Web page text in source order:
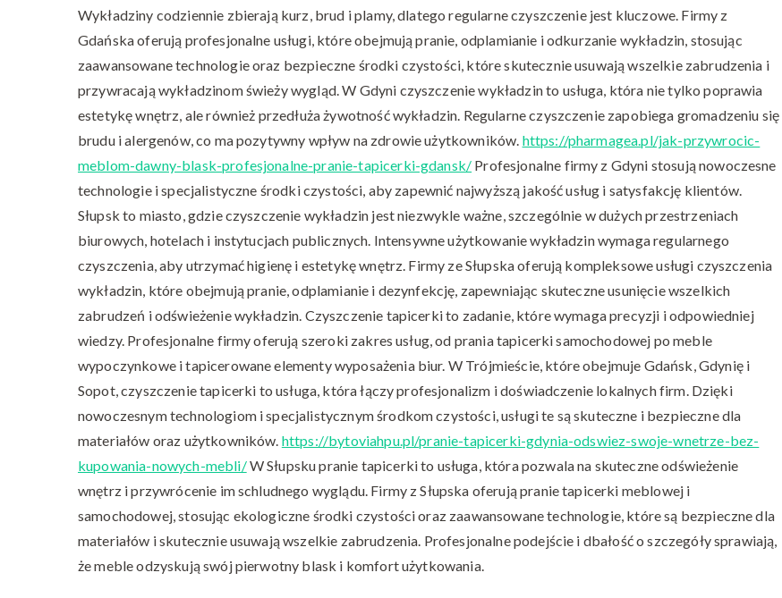
Wykładziny codziennie zbierają kurz, brud i plamy, dlatego regularne czyszczenie jest kluczowe. Firmy z
Gdańska oferują profesjonalne usługi, które obejmują pranie, odplamianie i odkurzanie wykładzin, stosując
zaawansowane technologie oraz bezpieczne środki czystości, które skutecznie usuwają wszelkie zabrudzenia i
przywracają wykładzinom świeży wygląd. W Gdyni czyszczenie wykładzin to usługa, która nie tylko poprawia
estetykę wnętrz, ale również przedłuża żywotność wykładzin. Regularne czyszczenie zapobiega gromadzeniu się
brudu i alergenów, co ma pozytywny wpływ na zdrowie użytkowników. https://pharmagea.pl/jak-przywrocic-
meblom-dawny-blask-profesjonalne-pranie-tapicerki-gdansk/ Profesjonalne firmy z Gdyni stosują nowoczesne
technologie i specjalistyczne środki czystości, aby zapewnić najwyższą jakość usług i satysfakcję klientów.
Słupsk to miasto, gdzie czyszczenie wykładzin jest niezwykle ważne, szczególnie w dużych przestrzeniach
biurowych, hotelach i instytucjach publicznych. Intensywne użytkowanie wykładzin wymaga regularnego
czyszczenia, aby utrzymać higienę i estetykę wnętrz. Firmy ze Słupska oferują kompleksowe usługi czyszczenia
wykładzin, które obejmują pranie, odplamianie i dezynfekcję, zapewniając skuteczne usunięcie wszelkich
zabrudzeń i odświeżenie wykładzin. Czyszczenie tapicerki to zadanie, które wymaga precyzji i odpowiedniej
wiedzy. Profesjonalne firmy oferują szeroki zakres usług, od prania tapicerki samochodowej po meble
wypoczynkowe i tapicerowane elementy wyposażenia biur. W Trójmieście, które obejmuje Gdańsk, Gdynię i
Sopot, czyszczenie tapicerki to usługa, która łączy profesjonalizm i doświadczenie lokalnych firm. Dzięki
nowoczesnym technologiom i specjalistycznym środkom czystości, usługi te są skuteczne i bezpieczne dla
materiałów oraz użytkowników. https://bytoviahpu.pl/pranie-tapicerki-gdynia-odswiez-swoje-wnetrze-bez-
kupowania-nowych-mebli/W Słupsku pranie tapicerki to usługa, która pozwala na skuteczne odświeżenie
wnętrz i przywrócenie im schludnego wyglądu. Firmy z Słupska oferują pranie tapicerki meblowej i
samochodowej, stosując ekologiczne środki czystości oraz zaawansowane technologie, które są bezpieczne dla
materiałów i skutecznie usuwają wszelkie zabrudzenia. Profesjonalne podejście i dbałość o szczegóły sprawiają,
że meble odzyskują swój pierwotny blask i komfort użytkowania.